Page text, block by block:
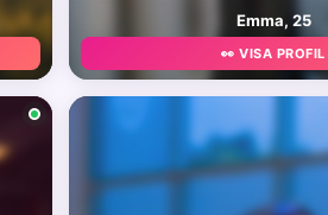
Emma, 25
👀 VISA PROFIL